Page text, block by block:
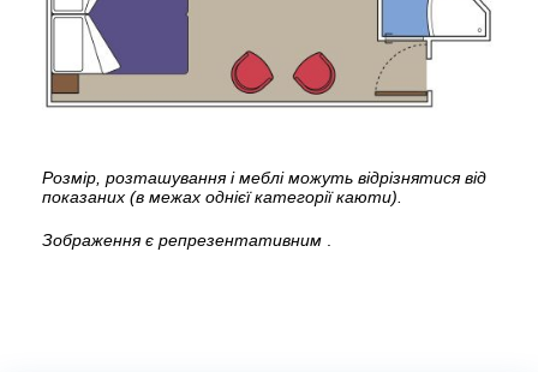
Розмір, розташування і меблі можуть відрізнятися від
показаних (в межах однієї категорії каюти).
Зображення є репрезентативним